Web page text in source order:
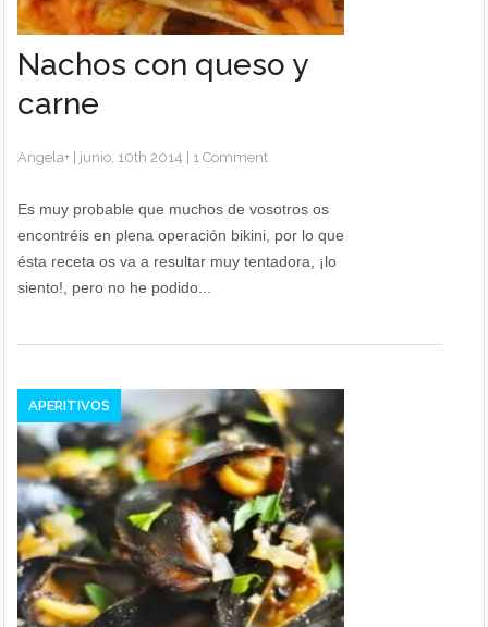
Nachos con queso y
carne
Angela+ junio, 10th 2014 1 Comment
Es muy probable que muchos de vosotros os
encontréis en plena operación bikini, por lo que
ésta receta os va a resultar muy tentadora, ¡lo
siento!, pero no he podido...
APERITIVOS